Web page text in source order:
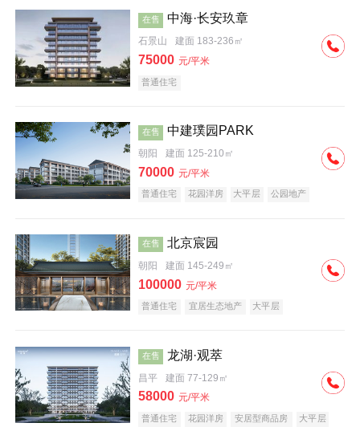
在售 中海·长安玖章
石景山 建面 183-236㎡
75000 元/平米
普通住宅
在售 中建璞园PARK
朝阳 建面 125-210㎡
70000 元/平米
普通住宅 花园洋房 大平层
公园地产
在售 北京宸园
朝阳 建面 145-249㎡
100000 元/平米
普通住宅 宜居生态地产 大平层
在售 龙湖·观萃
昌平 建面 77-129㎡
58000 元/平米
普通住宅 花园洋房 安居型商品房
大平层